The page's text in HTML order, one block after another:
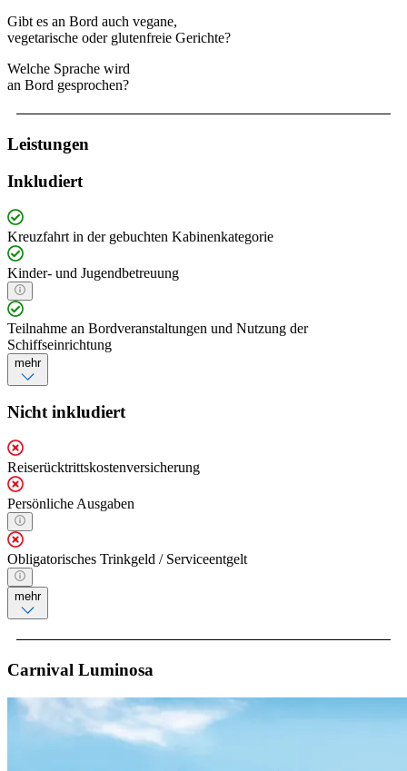
Gibt es an Bord auch vegane,
vegetarische oder glutenfreie Gerichte?
Welche Sprache wird
an Bord gesprochen?
Leistungen
Inkludiert
Kreuzfahrt in der gebuchten Kabinenkategorie
Kinder- und Jugendbetreuung
Teilnahme an Bordveranstaltungen und Nutzung der
Schiffseinrichtung
mehr
Nicht inkludiert
Reiserücktrittskostenversicherung
Persönliche Ausgaben
Obligatorisches Trinkgeld / Serviceentgelt
mehr
Carnival Luminosa